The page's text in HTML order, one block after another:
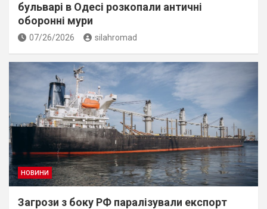
бульварі в Одесі розкопали античні
оборонні мури
07/26/2026 silahromad
НОВИНИ
Загрози з боку РФ паралізували експорт